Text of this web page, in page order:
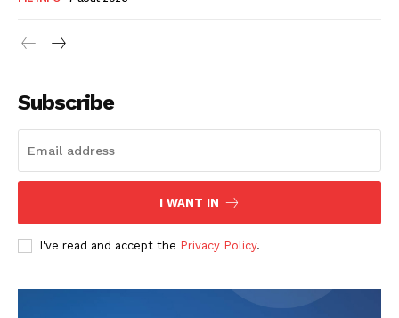
Subscribe
I WANT IN
I've read and accept the Privacy Policy.